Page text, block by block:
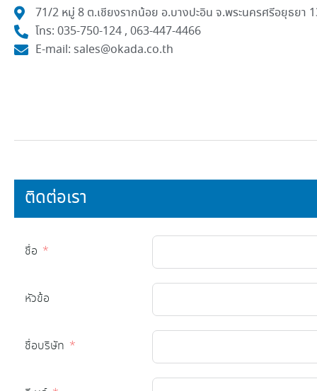
71/2 หมู่ 8 ต.เชียงรากน้อย อ.บางปะอิน จ.พระนครศรีอยุธยา
โทร: 035-750-124 , 063-447-4466
E-mail: sales@okada.co.th
ติดต่อเรา
ชื่อ
หัวข้อ
ชื่อบริษัท